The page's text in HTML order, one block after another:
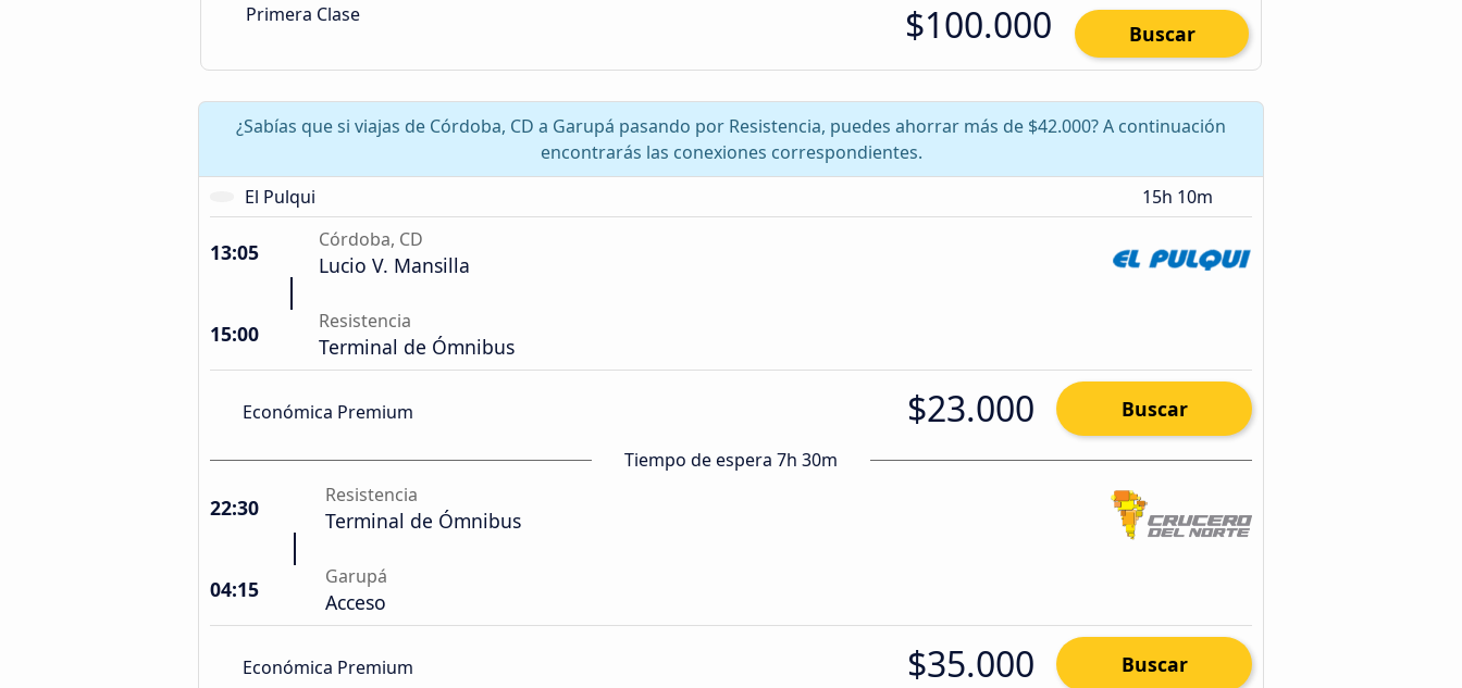
Primera Clase $100.000 Buscar
¿Sabías que si viajas de Córdoba, CD a Garupá pasando por Resistencia, puedes ahorrar más de $42.000? A continuación
encontrarás las conexiones correspondientes.
El Pulqui
15h 10m
13:05 Córdoba, CD
Lucio V. Mansilla
15:00 Resistencia
Terminal de Ómnibus
Económica Premium $23.000 Buscar
Tiempo de espera 7h 30m
22:30 Resistencia
Terminal de Ómnibus
04:15 Garupá
Acceso
Económica Premium $35.000 Buscar